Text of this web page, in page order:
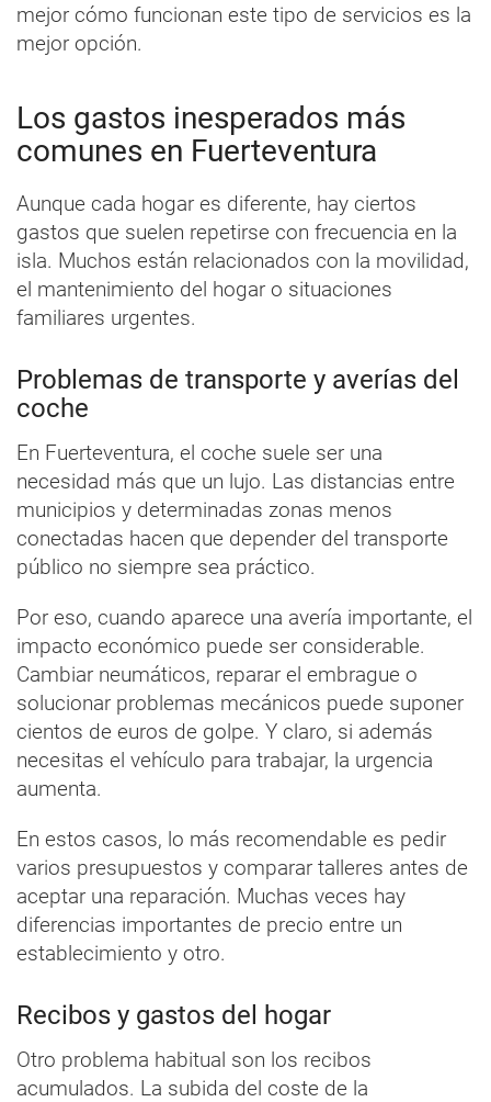
mejor cómo funcionan este tipo de servicios es la
mejor opción.
Los gastos inesperados más
comunes en Fuerteventura
Aunque cada hogar es diferente, hay ciertos
gastos que suelen repetirse con frecuencia en la
isla. Muchos están relacionados con la movilidad,
el mantenimiento del hogar o situaciones
familiares urgentes.
Problemas de transporte y averías del
coche
En Fuerteventura, el coche suele ser una
necesidad más que un lujo. Las distancias entre
municipios y determinadas zonas menos
conectadas hacen que depender del transporte
público no siempre sea práctico.
Por eso, cuando aparece una avería importante, el
impacto económico puede ser considerable.
Cambiar neumáticos, reparar el embrague o
solucionar problemas mecánicos puede suponer
cientos de euros de golpe. Y claro, si además
necesitas el vehículo para trabajar, la urgencia
aumenta.
En estos casos, lo más recomendable es pedir
varios presupuestos y comparar talleres antes de
aceptar una reparación. Muchas veces hay
diferencias importantes de precio entre un
establecimiento y otro.
Recibos y gastos del hogar
Otro problema habitual son los recibos
acumulados. La subida del coste de la